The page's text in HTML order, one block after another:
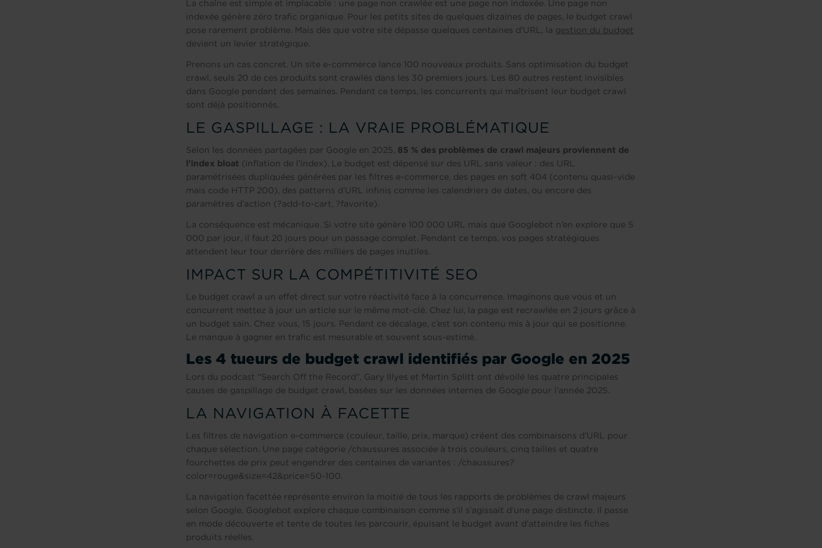
La chaîne est simple et implacable : une page non crawlée est une page non indexée. Une page non
indexée génère zéro trafic organique. Pour les petits sites de quelques dizaines de pages, le budget crawl
pose rarement problème. Mais dès que votre site dépasse quelques centaines d’URL, la gestion du budget
devient un levier stratégique.
Prenons un cas concret. Un site e-commerce lance 100 nouveaux produits. Sans optimisation du budget
crawl, seuls 20 de ces produits sont crawlés dans les 30 premiers jours. Les 80 autres restent invisibles
dans Google pendant des semaines. Pendant ce temps, les concurrents qui maîtrisent leur budget crawl
sont déjà positionnés.
LE GASPILLAGE : LA VRAIE PROBLÉMATIQUE
Selon les données partagées par Google en 2025, 85 % des problèmes de crawl majeurs proviennent de
l’index bloat (inflation de l’index). Le budget est dépensé sur des URL sans valeur : des URL
paramétrisées dupliquées générées par les filtres e-commerce, des pages en soft 404 (contenu quasi-vide
mais code HTTP 200), des patterns d’URL infinis comme les calendriers de dates, ou encore des
paramètres d’action (?add-to-cart, ?favorite).
La conséquence est mécanique. Si votre site génère 100 000 URL mais que Googlebot n’en explore que 5
000 par jour, il faut 20 jours pour un passage complet. Pendant ce temps, vos pages stratégiques
attendent leur tour derrière des milliers de pages inutiles.
IMPACT SUR LA COMPÉTITIVITÉ SEO
Le budget crawl a un effet direct sur votre réactivité face à la concurrence. Imaginons que vous et un
concurrent mettez à jour un article sur le même mot-clé. Chez lui, la page est recrawlée en 2 jours grâce à
un budget sain. Chez vous, 15 jours. Pendant ce décalage, c’est son contenu mis à jour qui se positionne.
Le manque à gagner en trafic est mesurable et souvent sous-estimé.
Les 4 tueurs de budget crawl identifiés par Google en 2025
Lors du podcast “Search Off the Record”, Gary Illyes et Martin Splitt ont dévoilé les quatre principales
causes de gaspillage de budget crawl, basées sur les données internes de Google pour l’année 2025.
LA NAVIGATION À FACETTE
Les filtres de navigation e-commerce (couleur, taille, prix, marque) créent des combinaisons d’URL pour
chaque sélection. Une page catégorie /chaussures associée à trois couleurs, cinq tailles et quatre
fourchettes de prix peut engendrer des centaines de variantes : /chaussures?
color=rouge&size=42&price=50-100.
La navigation facettée représente environ la moitié de tous les rapports de problèmes de crawl majeurs
selon Google. Googlebot explore chaque combinaison comme s’il s’agissait d’une page distincte. Il passe
en mode découverte et tente de toutes les parcourir, épuisant le budget avant d’atteindre les fiches
produits réelles.